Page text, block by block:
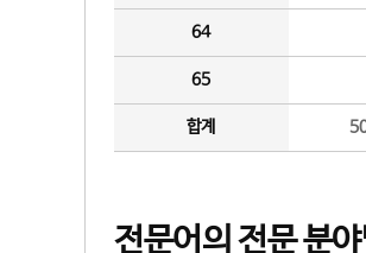
64
65
합계
전문어의 전문 분